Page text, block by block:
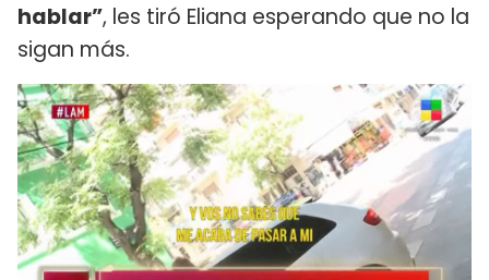
hablar”, les tiró Eliana esperando que no la
sigan más.